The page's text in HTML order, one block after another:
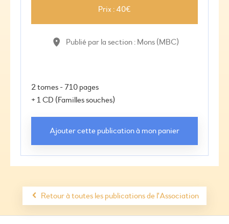
Prix : 40€
Publié par la section : Mons (MBC)
2 tomes - 710 pages
+ 1 CD (Familles souches)
Retour à toutes les publications de l'Association